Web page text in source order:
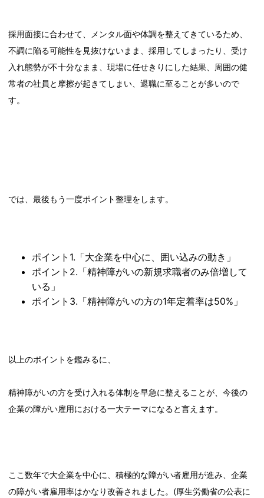
採用面接に合わせて、メンタル面や体調を整えてきているため、
不調に陥る可能性を見抜けないまま、採用してしまったり、受け
入れ態勢が不十分なまま、現場に任せきりにした結果、周囲の健
常者の社員と摩擦が起きてしまい、退職に至ることが多いので
す。
では、最後もう一度ポイント整理をします。
ポイント1.「大企業を中心に、囲い込みの動き」
ポイント2.「精神障がいの新規求職者のみ倍増して
いる」
ポイント3.「精神障がいの方の1年定着率は50%」
以上のポイントを鑑みるに、
精神障がいの方を受け入れる体制を早急に整えることが、今後の
企業の障がい雇用における一大テーマになると言えます。
ここ数年で大企業を中心に、積極的な障がい者雇用が進み、企業
の障がい者雇用率はかなり改善されました。(厚生労働省の公表に